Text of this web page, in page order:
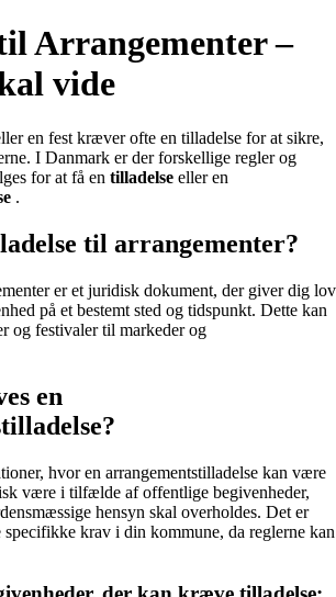
Arrangementer –
vide
en fest kræver ofte en tilladelse for at sikre,
I Danmark er der forskellige regler og
for at få en tilladelse eller en
.
til arrangementer?
er et juridisk dokument, der giver dig lov
på et bestemt sted og tidspunkt. Dette kan
og festivaler til markeder og
en
hvor en arrangementstilladelse kan være
være i tilfælde af offentlige begivenheder,
hensyn skal overholdes. Det er
specifikke krav i din kommune, da reglerne kan